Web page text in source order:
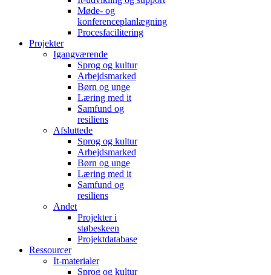
Møde- og
konferenceplanlægning
Procesfacilitering
Projekter
Igangværende
Sprog og kultur
Arbejdsmarked
Børn og unge
Læring med it
Samfund og
resiliens
Afsluttede
Sprog og kultur
Arbejdsmarked
Børn og unge
Læring med it
Samfund og
resiliens
Andet
Projekter i
støbeskeen
Projektdatabase
Ressourcer
It-materialer
Sprog og kultur